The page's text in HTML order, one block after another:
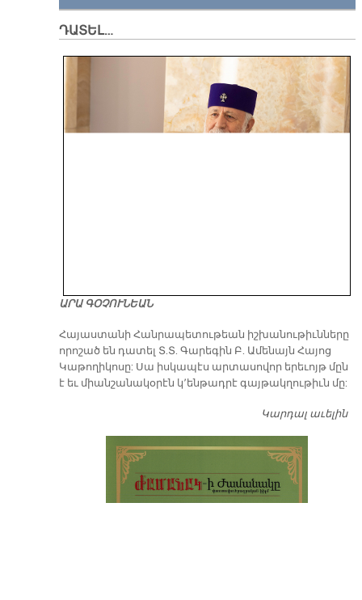
ԴԱՏԵԼ…
ԱՐԱ ԳՕՉՈՒՆԵԱՆ
​Հայաստանի Հանրապետութեան իշխանութիւնները
որոշած են դատել Տ.Տ. Գարեգին Բ. Ամենայն Հայոց
Կաթողիկոսը: Սա իսկապէս արտասովոր երեւոյթ մըն
է եւ միանշանակօրէն կ՚ենթադրէ գայթակղութիւն մը:
Կարդալ աւելին